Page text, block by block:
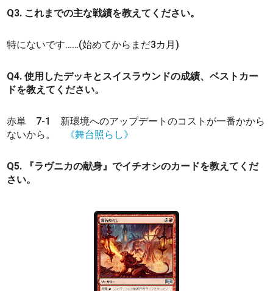
Q3. これまでの主な戦績を教えてください。
特にないです……(始めてからまだ3カ月)
Q4. 使用したデッキとスイスラウンドの成績、ベストカー
ドを教えてください。
赤単 7-1 新環境へのアップデートのコストが一番かから
ないから。
《舞台照らし》
Q5. 『ラヴニカの献身』でイチオシのカードを教えてくだ
さい。